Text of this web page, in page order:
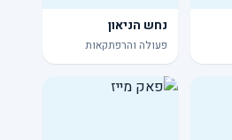
נחש הניאון
פעולה והרפתקאות